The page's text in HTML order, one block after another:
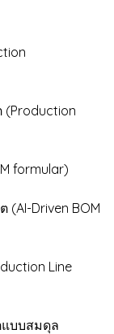
(Production
formular)
(AI-Driven BOM
Line
แบบสมดุล